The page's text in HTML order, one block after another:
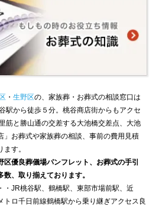
・ 生野区の、家族葬・お葬式の相談窓口は
駅から徒歩５分。桃谷商店街からもアクセ
筋と勝山通の交差する大池橋交差点、大池
」お葬式や家族葬の相談、事前の費用見積
す。
優良葬儀場パンフレット、お葬式の手引
、取り揃えております。
・JR桃谷駅、鶴橋駅、東部市場前駅、近
トロ千日前線鶴橋駅から乗り継ぎアクセス良